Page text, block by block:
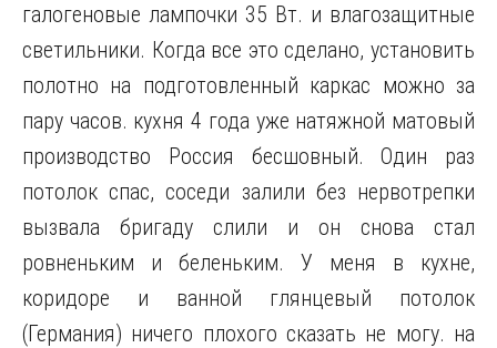
галогеновые лампочки 35 Вт. и влагозащитные
светильники. Когда все это сделано, установить
полотно на подготовленный каркас можно за
пару часов. кухня 4 года уже натяжной матовый
производство Россия бесшовный. Один раз
потолок спас, соседи залили без нервотрепки
вызвала бригаду слили и он снова стал
ровненьким и беленьким. У меня в кухне,
коридоре и ванной глянцевый потолок
(Германия) ничего плохого сказать не могу. на